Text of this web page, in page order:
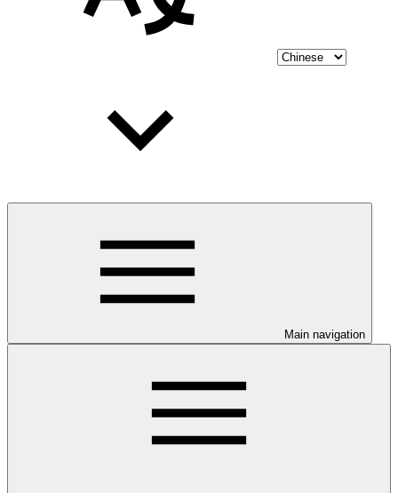
Main navigation